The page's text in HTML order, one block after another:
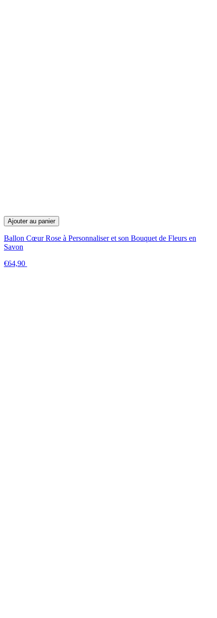
Ajouter au panier
Ballon Cœur Rose à Personnaliser et son Bouquet de Fleurs en
Savon
€64,90